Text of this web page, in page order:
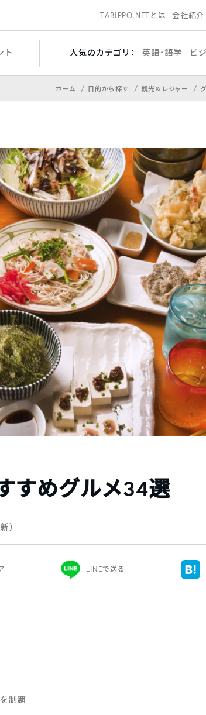
TABIPPO.NETとは 会社紹介
ト 人気のカテゴリ： 英語・語学 ビ
ホーム 目的から探す 観光＆レジャー
すめグルメ34選
）
LINEで送る
制覇